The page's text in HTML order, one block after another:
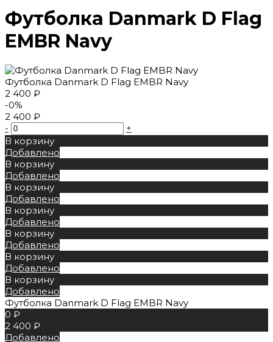
Футболка Danmark D Flag
EMBR Navy
Футболка Danmark D Flag EMBR Navy
2 400 ₽
-0%
2 400 ₽
-
+
В корзину
Добавлено
В корзину
Добавлено
В корзину
Добавлено
В корзину
Добавлено
В корзину
Добавлено
В корзину
Добавлено
В корзину
Добавлено
Футболка Danmark D Flag EMBR Navy
0 ₽
2 400 ₽
Добавлено